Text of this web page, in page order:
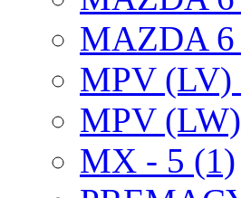
MAZDA 6
MPV (LV)
MPV
MX - 5 (1)